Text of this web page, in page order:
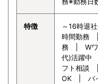
特徴
～16時
時間勤務
務 | Wワ
代)活躍
フト相談
OK | バ